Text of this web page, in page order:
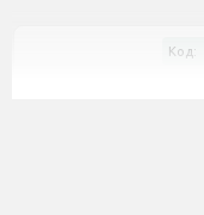
Код: